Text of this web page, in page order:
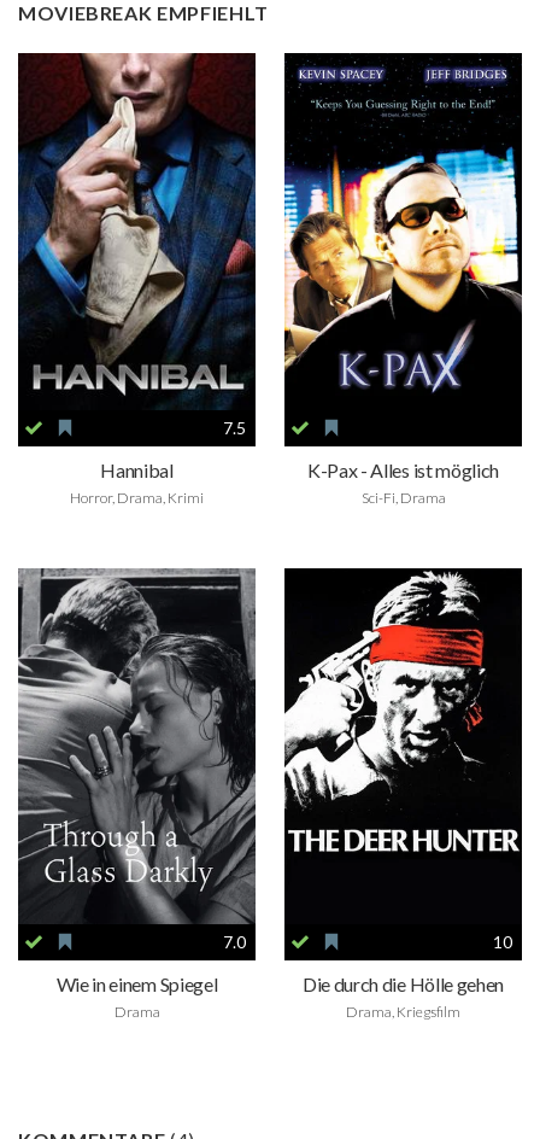
MOVIEBREAK EMPFIEHLT
7.5
Hannibal
Horror, Drama, Krimi
K-Pax - Alles ist möglich
Sci-Fi, Drama
7.0
Wie in einem Spiegel
Drama
10
Die durch die Hölle gehen
Drama, Kriegsfilm